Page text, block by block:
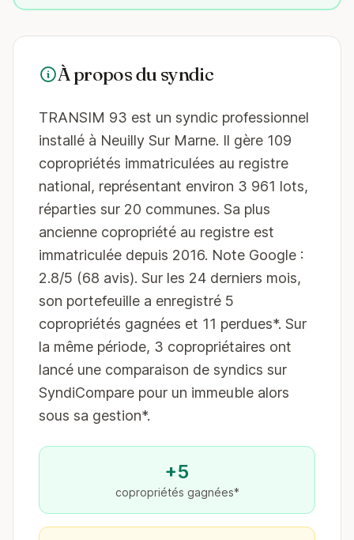
À propos du syndic
TRANSIM 93 est un syndic professionnel
installé à Neuilly Sur Marne. Il gère 109
copropriétés immatriculées au registre
national, représentant environ 3 961 lots,
réparties sur 20 communes. Sa plus
ancienne copropriété au registre est
immatriculée depuis 2016. Note Google :
2.8/5 (68 avis). Sur les 24 derniers mois,
son portefeuille a enregistré 5
copropriétés gagnées et 11 perdues*. Sur
la même période, 3 copropriétaires ont
lancé une comparaison de syndics sur
SyndiCompare pour un immeuble alors
sous sa gestion*.
+5
copropriétés gagnées*